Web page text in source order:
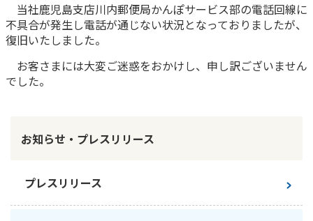
ご契約者さま
保険をご検討中のお客さま
保険をご検討中のお客さま
終身保険
定期保険
学資保険
目的から探す
お役立ち情報
かんぽのLifeサポートナビ
かんぽ生命について
かんぽ生命について
よくあるご質問
当社鹿児島支店川内郵便局かんぽサービス部の電話回線に
不具合が発生し電話が通じない状況となっておりましたが、
復旧いたしました。
お客さまには大変ご迷惑をおかけし、申し訳ございません
でした。
お知らせ・プレスリリース
プレスリリース